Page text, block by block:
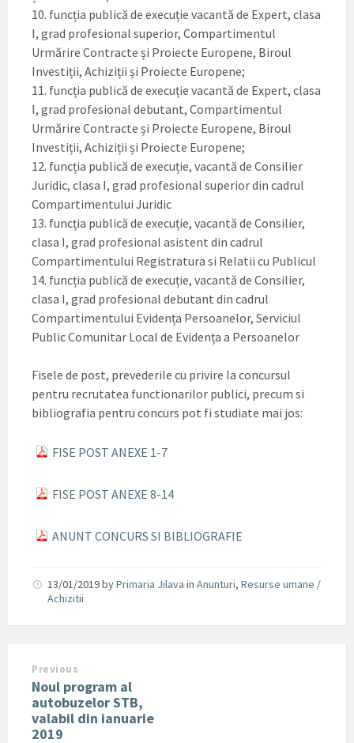
10. funcția publică de execuție vacantă de Expert, clasa
I, grad profesional superior, Compartimentul
Urmărire Contracte și Proiecte Europene, Biroul
Investiții, Achiziții și Proiecte Europene;
11. funcția publică de execuție vacantă de Expert, clasa
I, grad profesional debutant, Compartimentul
Urmărire Contracte și Proiecte Europene, Biroul
Investiții, Achiziții și Proiecte Europene;
12. funcția publică de execuție, vacantă de Consilier
Juridic, clasa I, grad profesional superior din cadrul
Compartimentului Juridic
13. funcția publică de execuție, vacantă de Consilier,
clasa I, grad profesional asistent din cadrul
Compartimentului Registratura si Relatii cu Publicul
14. funcția publică de execuție, vacantă de Consilier,
clasa I, grad profesional debutant din cadrul
Compartimentului Evidența Persoanelor, Serviciul
Public Comunitar Local de Evidența a Persoanelor
Fisele de post, prevederile cu privire la concursul
pentru recrutatea functionarilor publici, precum si
bibliografia pentru concurs pot fi studiate mai jos:
FISE POST ANEXE 1-7
FISE POST ANEXE 8-14
ANUNT CONCURS SI BIBLIOGRAFIE
13/01/2019byPrimaria Jilava in Anunturi, Resurse umane /
Achizitii
Previous
Noul program al
autobuzelor STB,
valabil din ianuarie
2019